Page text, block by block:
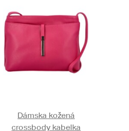
Dámska kožená
crossbody kabelka